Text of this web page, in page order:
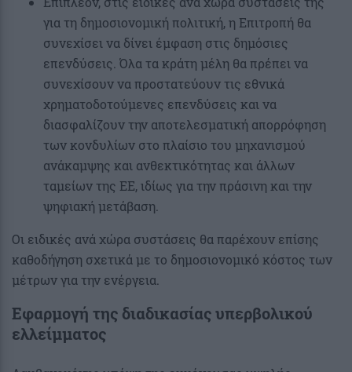
για τη δημοσιονομική πολιτική, η Επιτροπή θα
συνεχίσει να δίνει έμφαση στις δημόσιες
επενδύσεις. Όλα τα κράτη μέλη θα πρέπει να
συνεχίσουν να προστατεύουν τις εθνικά
χρηματοδοτούμενες επενδύσεις και να
διασφαλίζουν την αποτελεσματική απορρόφηση
των κονδυλίων στο πλαίσιο του μηχανισμού
ανάκαμψης και ανθεκτικότητας και άλλων
ταμείων της ΕΕ, ιδίως για την πράσινη και την
ψηφιακή μετάβαση.
Οι ειδικές ανά χώρα συστάσεις θα παρέχουν επίσης
καθοδήγηση σχετικά με το δημοσιονομικό κόστος των
μέτρων για την ενέργεια.
Εφαρμογή της διαδικασίας υπερβολικού
ελλείμματος